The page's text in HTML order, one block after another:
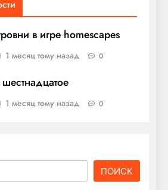
в игре homescapes
1 месяц тому назад 0
1 месяц тому назад 0
ПОИСК